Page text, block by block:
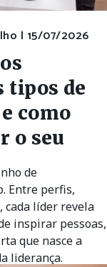
| 15/07/2026
tipos de
como
o seu
de
Entre perfis,
cada líder revela
inspirar pessoas,
que nasce a
liderança.